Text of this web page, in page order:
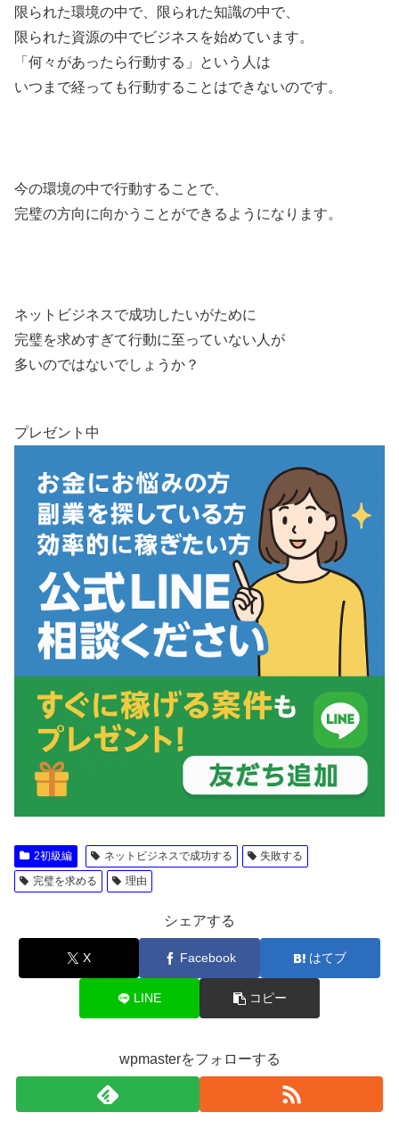
限られた環境の中で、限られた知識の中で、
限られた資源の中でビジネスを始めています。
「何々があったら行動する」という人は
いつまで経っても行動することはできないのです。
今の環境の中で行動することで、
完璧の方向に向かうことができるようになります。
ネットビジネスで成功したいがために
完璧を求めすぎて行動に至っていない人が
多いのではないでしょうか？
プレゼント中
2初級編 ネットビジネスで成功する
失敗する
完璧を求める
理由
シェアする
X Facebook はてブ
LINE コピー
wpmasterをフォローする